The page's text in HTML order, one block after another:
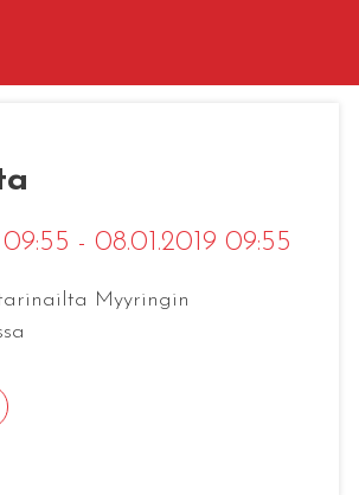
- 08.01.2019 09:55
tarinailta Myyringin